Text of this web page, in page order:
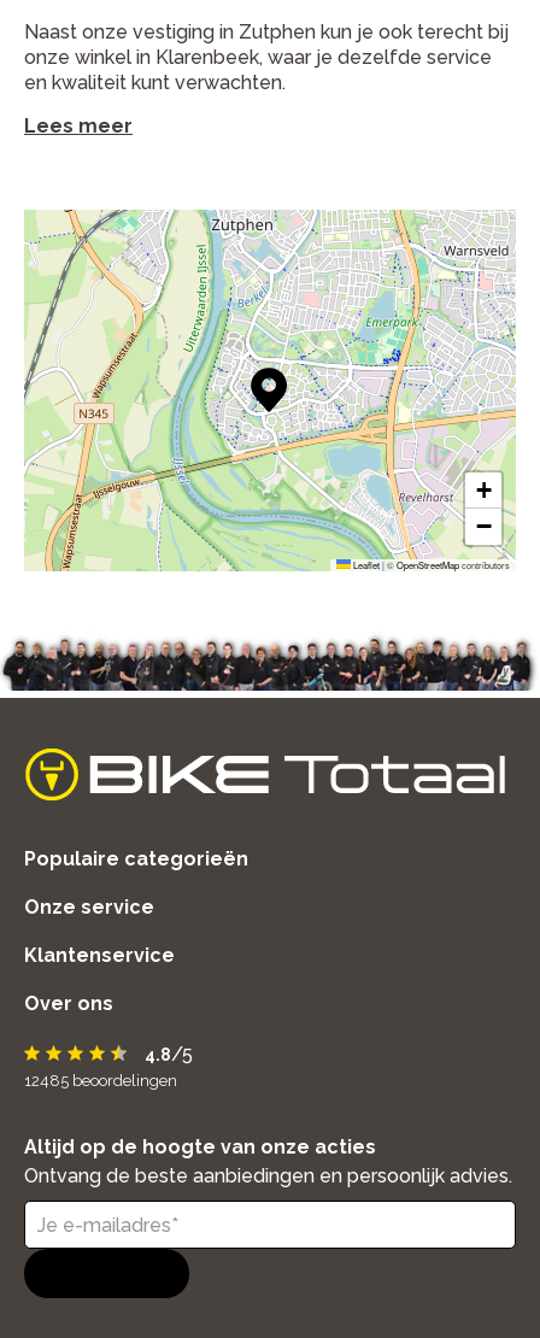
Naast onze vestiging in Zutphen kun je ook terecht bij
onze winkel in Klarenbeek, waar je dezelfde service
en kwaliteit kunt verwachten.
Lees meer
+
−
Leaflet|©OpenStreetMapcontributors
home
Populaire categorieën
Onze service
Klantenservice
Over ons
4.8/5
12485 beoordelingen
Altijd op de hoogte van onze acties
Ontvang de beste aanbiedingen en persoonlijk advies.